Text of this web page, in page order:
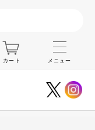
カート メニュー